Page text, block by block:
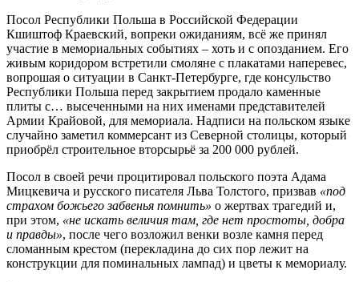
Посол Республики Польша в Российской Федерации
Кшиштоф Краевский, вопреки ожиданиям, всё же принял
участие в мемориальных событиях – хоть и с опозданием. Его
живым коридором встретили смоляне с плакатами наперевес,
вопрошая о ситуации в Санкт-Петербурге, где консульство
Республики Польша перед закрытием продало каменные
плиты с… высеченными на них именами представителей
Армии Крайовой, для мемориала. Надписи на польском языке
случайно заметил коммерсант из Северной столицы, который
приобрёл строительное вторсырьё за 200 000 рублей.
Посол в своей речи процитировал польского поэта Адама
Мицкевича и русского писателя Льва Толстого, призвав «под
страхом божьего забвенья помнить» о жертвах трагедий и,
при этом, «не искать величия там, где нет простоты, добра
и правды», после чего возложил венки возле камня перед
сломанным крестом (перекладина до сих пор лежит на
конструкции для поминальных лампад) и цветы к мемориалу.